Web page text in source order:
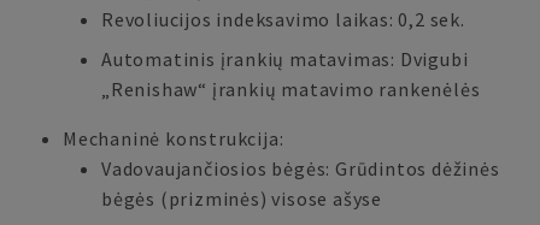
Revoliucijos indeksavimo laikas: 0,2 sek.
Automatinis įrankių matavimas: Dvigubi
„Renishaw“ įrankių matavimo rankenėlės
Mechaninė konstrukcija:
Vadovaujančiosios bėgės: Grūdintos dėžinės
bėgės (prizminės) visose ašyse